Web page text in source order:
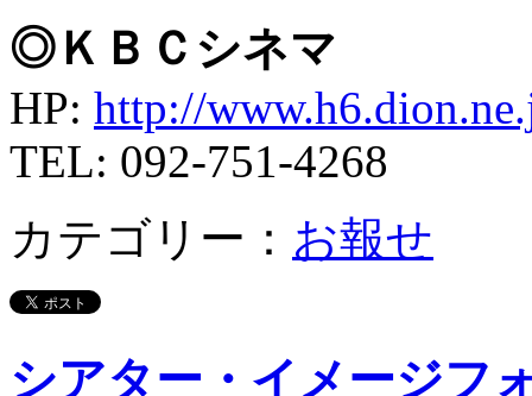
◎ＫＢＣシネマ
HP: http://
TEL: 092-751-4268
カテゴリー： お報せ
シアター・イメージフ